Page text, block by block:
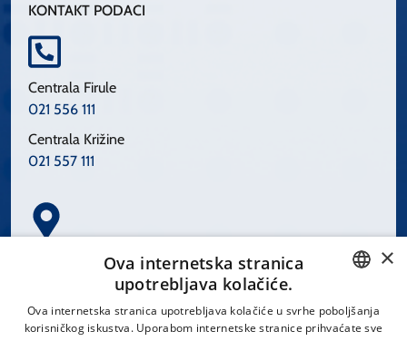
KONTAKT PODACI
Centrala Firule
021 556 111
Centrala Križine
021 557 111
Spinčićeva 1, 21000 Split
CROATIAN
×
Ova internetska stranica
upotrebljava kolačiće.
Ova internetska stranica upotrebljava kolačiće u svrhe poboljšanja
korisničkog iskustva. Uporabom internetske stranice prihvaćate sve